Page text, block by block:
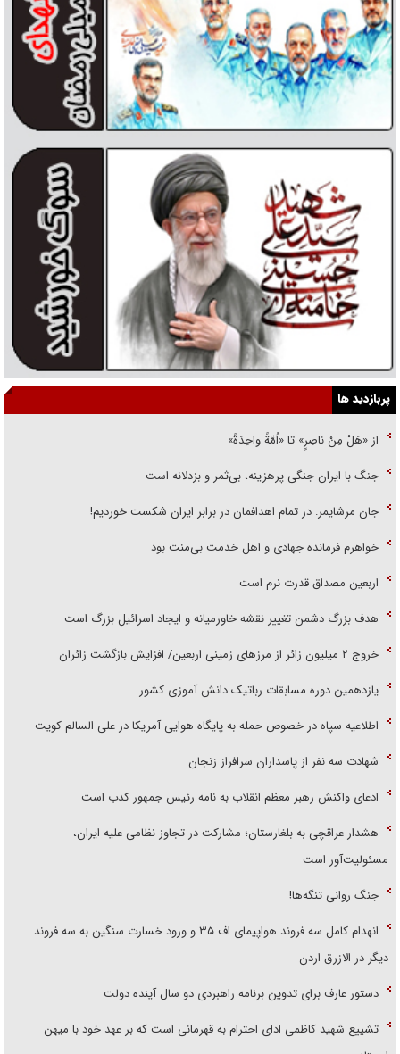
پربازدید ها
از «هَلْ مِنْ ناصِرٍ» تا «اُمَّةً واحِدَةً»
جنگ با ایران جنگی پرهزینه، بی‌ثمر و بزدلانه است
جان مرشایمر: در تمام اهدافمان در برابر ایران شکست خوردیم!
خواهرم فرمانده جهادی و اهل خدمت بی‌منت بود
اربعین مصداق قدرت نرم است
هدف بزرگ دشمن تغییر نقشه خاورمیانه و ایجاد اسرائیل بزرگ است
‌خروج ۲ میلیون زائر از مرز‌های زمینی اربعین/ افزایش بازگشت زائران
یازدهمین دوره مسابقات رباتیک دانش آموزی کشور
اطلاعیه سپاه در خصوص حمله به پایگاه هوایی آمریکا در علی السالم کویت
شهادت سه نفر از پاسداران سرافراز زنجان
ادعای واکنش رهبر معظم انقلاب به نامه رئیس جمهور کذب است
هشدار عراقچی به بلغارستان؛ مشارکت در تجاوز نظامی علیه ایران،
مسئولیت‌آور است
جنگ روانی تنگه‌ها!
انهدام کامل سه فروند هواپیمای اف ۳۵ و ورود خسارت سنگین به سه فروند
دیگر در الازرق اردن
دستور عارف برای تدوین برنامه راهبردی دو سال آینده دولت
تشییع شهید کاظمی ادای احترام به قهرمانی است که بر عهد خود با میهن